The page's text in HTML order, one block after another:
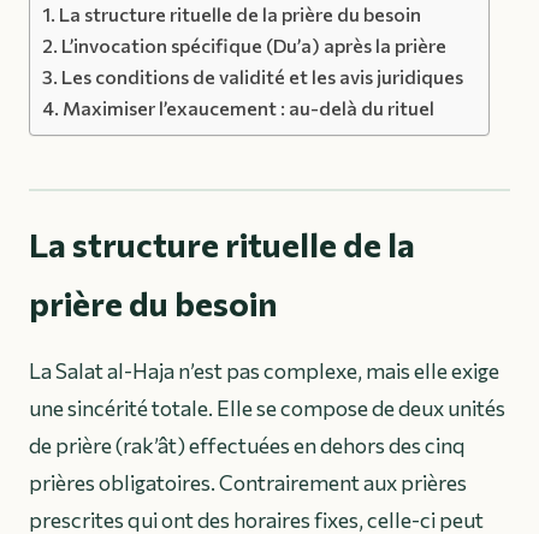
La structure rituelle de la prière du besoin
L’invocation spécifique (Du’a) après la prière
Les conditions de validité et les avis juridiques
Maximiser l’exaucement : au-delà du rituel
La structure rituelle de la
prière du besoin
La Salat al-Haja n’est pas complexe, mais elle exige
une sincérité totale. Elle se compose de deux unités
de prière (rak’ât) effectuées en dehors des cinq
prières obligatoires. Contrairement aux prières
prescrites qui ont des horaires fixes, celle-ci peut